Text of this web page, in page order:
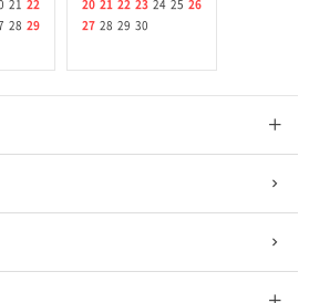
21
22
28 29
20 21 22 23 24 25 26
27 28 29 30